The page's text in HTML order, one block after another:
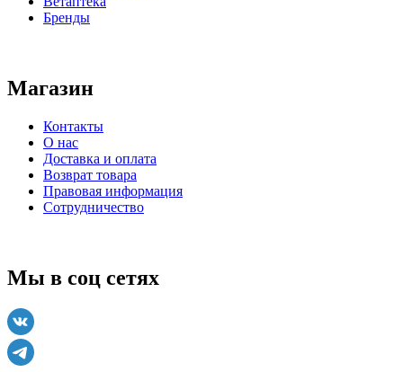
Бренды
Магазин
Контакты
О нас
Доставка и оплата
Возврат товара
Правовая информация
Сотрудничество
Мы в соц сетях